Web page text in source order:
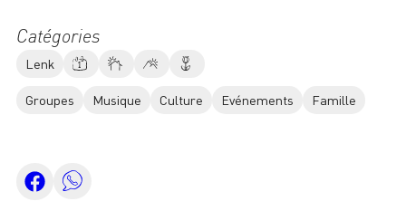
Catégories
Lenk
Groupes Musique Culture Evénements Famille